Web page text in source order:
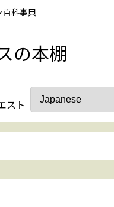
百科事典
の本棚
スト